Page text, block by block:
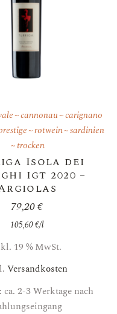
cannonau carignano
rotwein sardinien
trocken
Isola dei
Igt 2020 –
79,20€
105,60€/l
19 % MwSt.
Versandkosten
2-3 Werktage nach